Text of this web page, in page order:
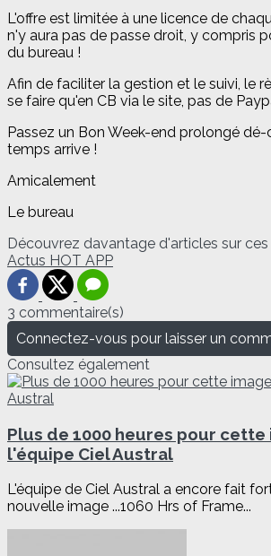
L'offre est limitée à une licence de
n'y aura pas de passe droit, y compris
du bureau !
Afin de faciliter la gestion et le suivi, le
se faire qu'en CB via le site, pas de
Passez un Bon Week-end prolongé
temps arrive !
Amicalement
Le bureau
Découvrez davantage d'articles sur ces
Actus HOT APP
3 commentaire(s)
Connectez-vous pour laisser un
Consultez également
Plus de 1000 heures pour cette
l'équipe Ciel Austral
L'équipe de Ciel Austral a encore fait
nouvelle image ...1060 Hrs of Frame...